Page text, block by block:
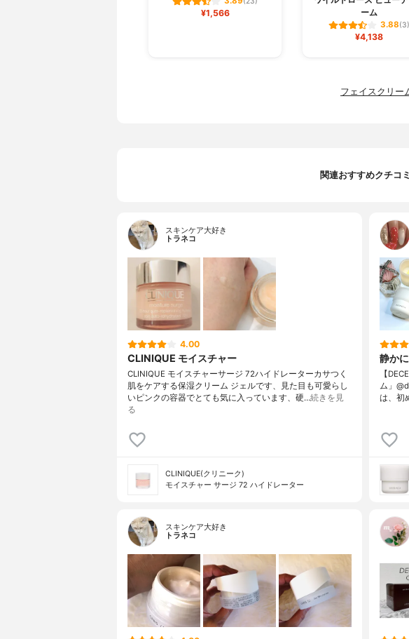
¥1,566
ーム
3.88(3)
¥4,138
フェイスクリー
関連おすすめクチコミ
スキンケア大好き
トラネコ
4.00
CLINIQUE モイスチャー
CLINIQUE モイスチャーサージ 72ハイドレーターカサつく
肌をケアする保湿クリーム ジェルです、見た目も可愛らし
いピンクの容器でとても気に入っています、硬…続きを見
る
CLINIQUE(クリニーク)
モイスチャー サージ 72 ハイドレーター
静か
【
ム」
は、初
スキンケア大好き
トラネコ